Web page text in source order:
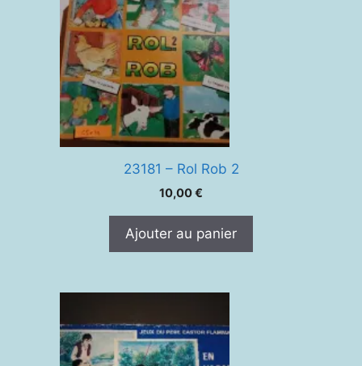
23181 – Rol Rob 2
10,00€
Ajouter au panier